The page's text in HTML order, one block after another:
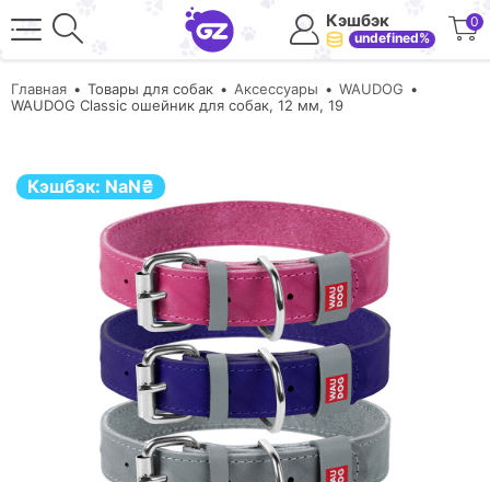
Кэшбэк
undefined%
0
Главная Товары для собак Аксессуары
WAUDOG
WAUDOG Classic ошейник для собак, 12 мм, 19
Кэшбэк: NaN₴